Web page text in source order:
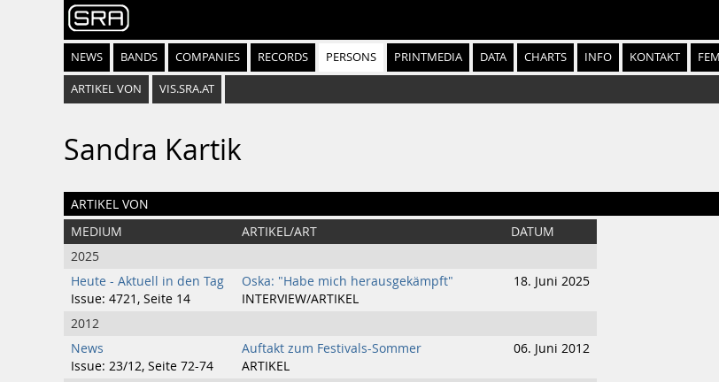
NEWS BANDS COMPANIES RECORDS PERSONS PRINTMEDIA DATA CHARTS INFO KONTAKT
ARTIKEL VON VIS.SRA.AT
Sandra Kartik
ARTIKEL VON
MEDIUM ARTIKEL/ART
DATUM
2025
Heute - Aktuell in den Tag
Issue: 4721, Seite 14
Oska: "Habe mich herausgekämpft"
INTERVIEW/ARTIKEL
18. Juni 2025
2012
News
Issue: 23/12, Seite 72-74
Auftakt zum Festivals-Sommer
ARTIKEL
06. Juni 2012